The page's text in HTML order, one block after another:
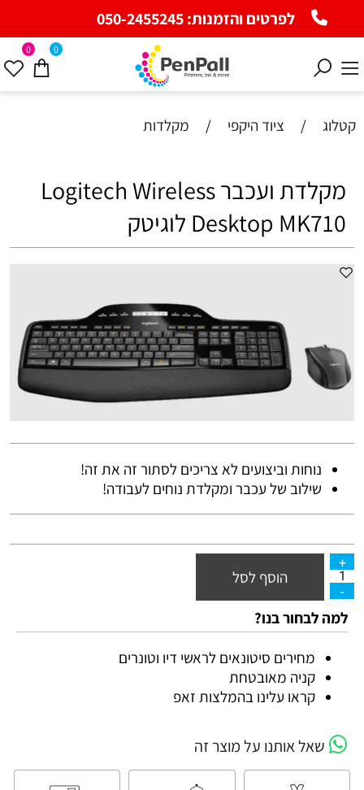
לפרטים והזמנות:050-2455245
0 0
קטלוג / ציוד היקפי / מקלדות
‏מקלדת ועכבר Logitech Wireless
Desktop MK710 לוגיטק
נוחות וביצועים לא צריכים לסתור זה את זה!
שילוב של עכבר ומקלדת נוחים לעבודה!
הוסף לסל
למה לבחור בנו?
מחירים סיטונאים לראשי דיו וטונרים
קניה מאובטחת
קראו עלינו בהמלצות זאפ
שאל אותנו על מוצר זה